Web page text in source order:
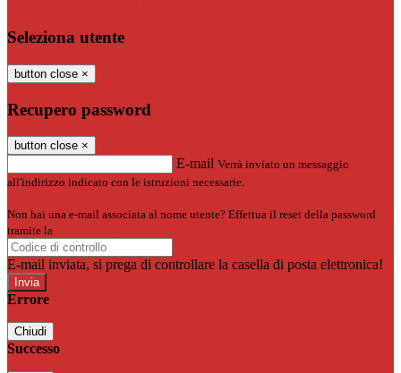
Seleziona utente
button close ×
Recupero password
button close ×
E-mail Verrà inviato un messaggio
all'indirizzo indicato con le istruzioni necessarie.
Non hai una e-mail associata al nome utente? Effettua il reset della password
tramite la
E-mail inviata, si prega di controllare la casella di posta elettronica!
Errore
Chiudi
Successo